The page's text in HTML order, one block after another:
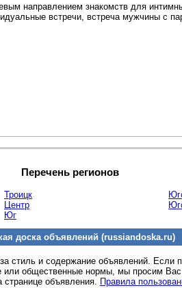
направлением знакомств для
встречи, встреча мужчины с
Перечень регионов
Троицк
Центр
Юг
доска объявлений (russiandoska.ru)
стиль и содержание объявлений.
общественные нормы, мы просим
объявления. Правила